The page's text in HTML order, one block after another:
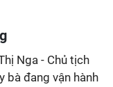
Nga - Chủ tịch
bà đang vận hành